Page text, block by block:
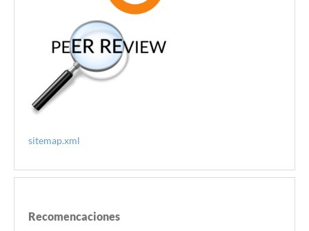
sitemap.xml
Recomencaciones